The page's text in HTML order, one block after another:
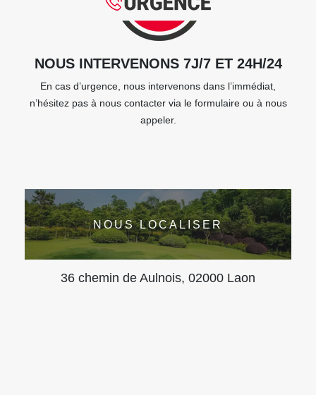
NOUS INTERVENONS 7J/7 ET 24H/24
En cas d’urgence, nous intervenons dans l’immédiat,
n’hésitez pas à nous contacter via le formulaire ou à nous
appeler.
NOUS LOCALISER
36 chemin de Aulnois, 02000 Laon